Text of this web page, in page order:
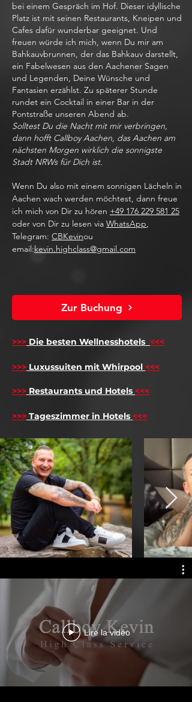
bei einem Gespräch im Hof. Dieser idyllische
Platz ist mit seinen Restaurants, Kneipen und
Cafes dafür wunderbar geeignet. Und
freuen würde ich mich, wenn Du mir am
Bahkauvbrunnen, der das Bahkauv darstellt,
ein Fabelwesen aus den Aachener Sagen
und Legenden, Deine Wünsche und
Fantasien erzählst. Zu späterer Stunde
rundet ein Cocktail in einer Bar in der
Pontstraße unseren Abend ab.
Solltest Du die Nacht mit mir verbringen,
dann hofft Callboy Aachen, das Aachen am
nächsten Morgen wirklich die sonnigste
Stadt NRWs für Dich ist.
Wenn Du also mit einem sonnigen Lächeln in
Aachen wach werden möchtest, dann freue
ich mich von Dir zu hören +49 176 229 581 25
oder von Dir zu lesen via WhatsApp,
Telegram: CBKevinou
email:kevin.highclass@gmail.com
Zur Buchung
>>> Die besten Wellnesshotels <<<
>>> Luxussuiten mit Whirpool <<<
>>> Restaurants und Hotels <<<
>>> Tageszimmer in Hotels <<<
Lire la vidéo